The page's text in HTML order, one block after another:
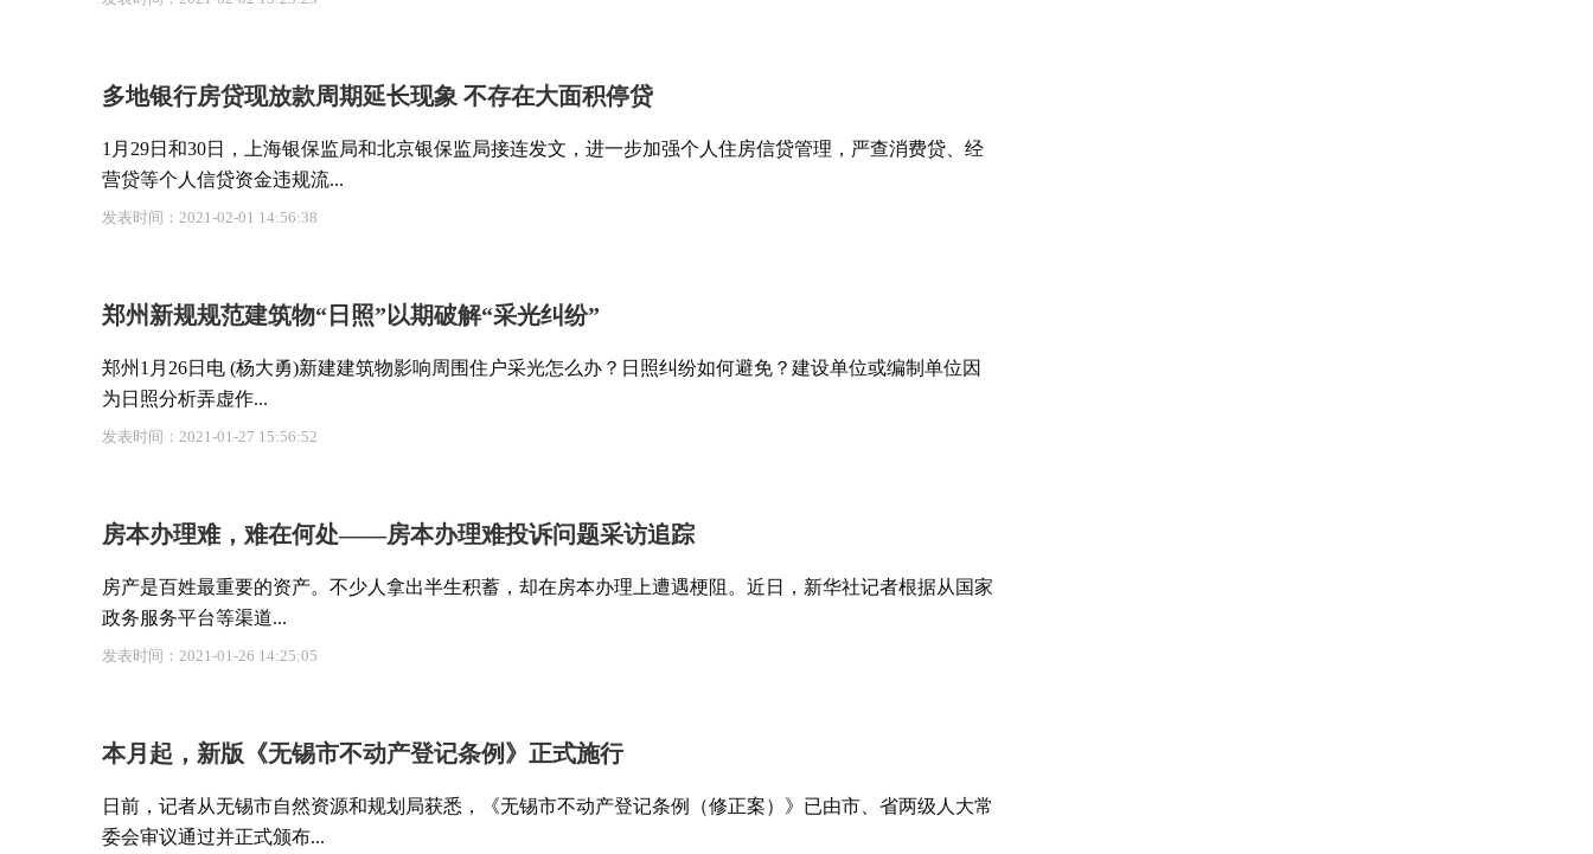
多地银行房贷现放款周期延长现象 不存在大面积停贷
1月29日和30日，上海银保监局和北京银保监局接连发文，进一步加强个人住房信贷管理，严查消费贷、经
营贷等个人信贷资金违规流...
发表时间：2021-02-01 14:56:38
郑州新规规范建筑物“日照”以期破解“采光纠纷”
郑州1月26日电 (杨大勇)新建建筑物影响周围住户采光怎么办？日照纠纷如何避免？建设单位或编制单位因
为日照分析弄虚作...
发表时间：2021-01-27 15:56:52
房本办理难，难在何处——房本办理难投诉问题采访追踪
房产是百姓最重要的资产。不少人拿出半生积蓄，却在房本办理上遭遇梗阻。近日，新华社记者根据从国家
政务服务平台等渠道...
发表时间：2021-01-26 14:25:05
本月起，新版《无锡市不动产登记条例》正式施行
日前，记者从无锡市自然资源和规划局获悉，《无锡市不动产登记条例（修正案）》已由市、省两级人大常
委会审议通过并正式颁布...